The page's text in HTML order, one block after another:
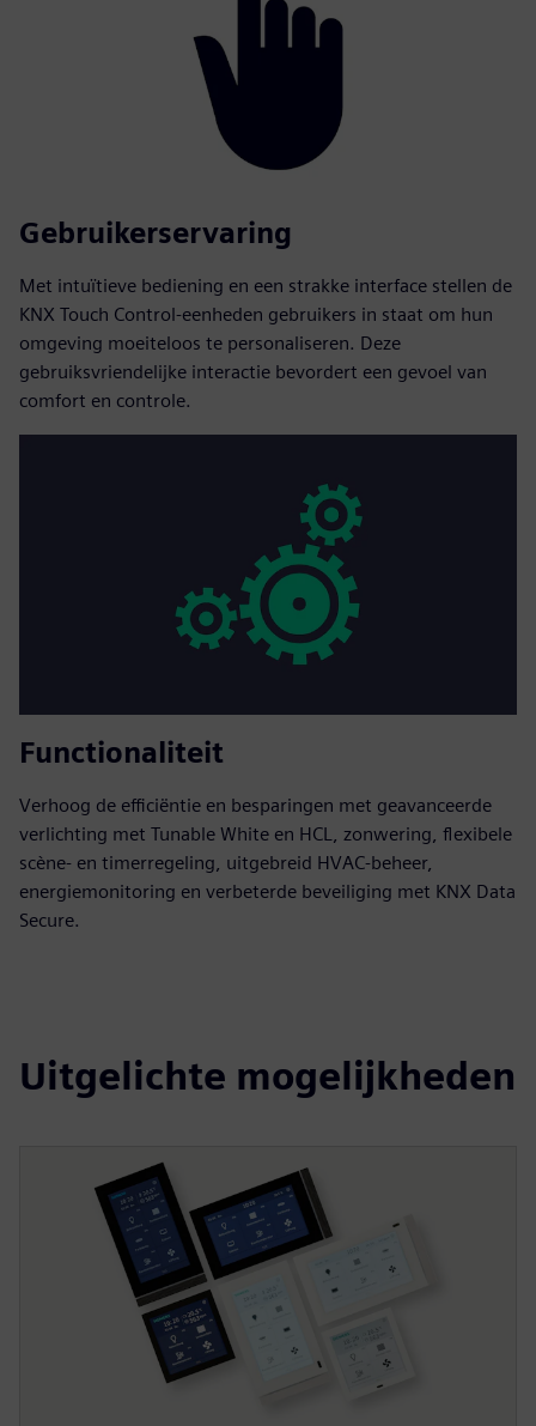
Gebruikerservaring
Met intuïtieve bediening en een strakke interface stellen de
KNX Touch Control-eenheden gebruikers in staat om hun
omgeving moeiteloos te personaliseren. Deze
gebruiksvriendelijke interactie bevordert een gevoel van
comfort en controle.
Functionaliteit
Verhoog de efficiëntie en besparingen met geavanceerde
verlichting met Tunable White en HCL, zonwering, flexibele
scène- en timerregeling, uitgebreid HVAC-beheer,
energiemonitoring en verbeterde beveiliging met KNX Data
Secure.
Uitgelichte mogelijkheden